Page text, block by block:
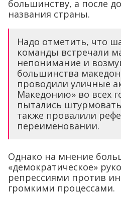
большинству, а после
названия страны.
Надо отметить, что
команды встречали
непонимание и
большинства
проводили уличные
Македонию» во всех
пытались
также провалили
переименовании.
Однако на мнение
«демократическое»
репрессиями против
громкими процессами.